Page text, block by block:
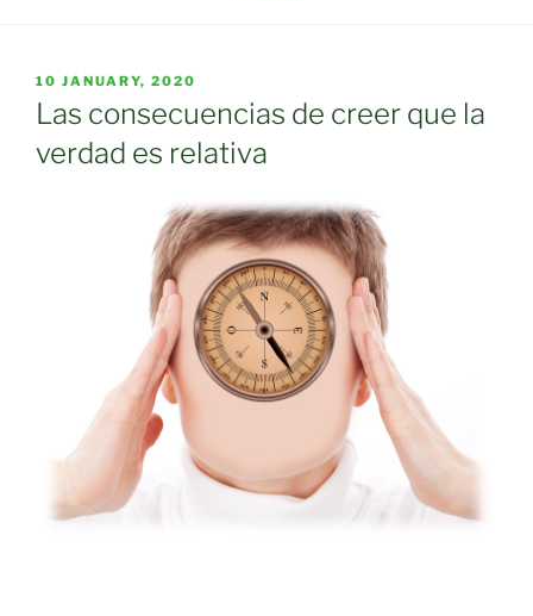
POSTED
ON
10 JANUARY, 2020
Las consecuencias de creer que la
verdad es relativa